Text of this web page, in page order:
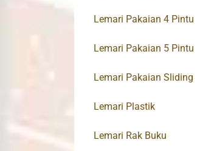
Lemari Pakaian 4 Pintu
Lemari Pakaian 5 Pintu
Lemari Pakaian Sliding
Lemari Plastik
Lemari Rak Buku